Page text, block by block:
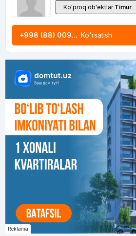
Ko'proq ob'ektlar Timur
+998 (88) 009... Ko'rsatish
Reklama